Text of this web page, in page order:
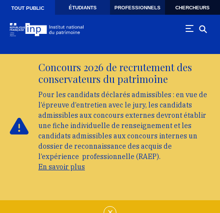
Skip to main navigation
Aller au contenu principal
TOUT PUBLIC ÉTUDIANTS PROFESSIONNELS CHERCHEURS
Concours 2026 de recrutement des
conservateurs du patrimoine
Pour les candidats déclarés admissibles : en vue de
l’épreuve d’entretien avec le jury, les candidats
admissibles aux concours externes devront établir
une fiche individuelle de renseignement et les
candidats admissibles aux concours internes un
dossier de reconnaissance des acquis de
l’expérience professionnelle (RAEP).
En savoir plus